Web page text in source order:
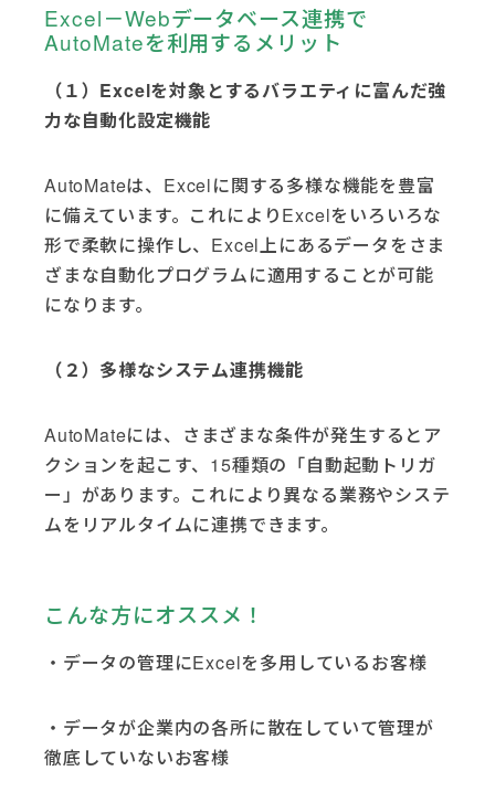
Excel－Webデータベース連携で
AutoMateを利用するメリット
（１）Excelを対象とするバラエティに富んだ強
力な自動化設定機能
AutoMateは、Excelに関する多様な機能を豊富
に備えています。これによりExcelをいろいろな
形で柔軟に操作し、Excel上にあるデータをさま
ざまな自動化プログラムに適用することが可能
になります。
（２）多様なシステム連携機能
AutoMateには、さまざまな条件が発生するとア
クションを起こす、15種類の「自動起動トリガ
ー」があります。これにより異なる業務やシステ
ムをリアルタイムに連携できます。
こんな方にオススメ！
・データの管理にExcelを多用しているお客様
・データが企業内の各所に散在していて管理が
徹底していないお客様